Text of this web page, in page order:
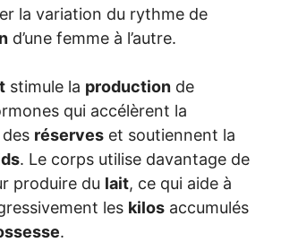
la variation du rythme de
d’une femme à l’autre.
stimule la production de
qui accélèrent la
réserves et soutiennent la
. Le corps utilise davantage de
produire du lait, ce qui aide à
les kilos accumulés
.